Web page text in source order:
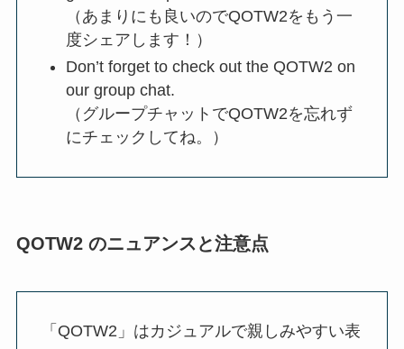
（あまりにも良いのでQOTW2をもう一
度シェアします！）
Don’t forget to check out the QOTW2 on
our group chat.
（グループチャットでQOTW2を忘れず
にチェックしてね。）
QOTW2 のニュアンスと注意点
「QOTW2」はカジュアルで親しみやすい表